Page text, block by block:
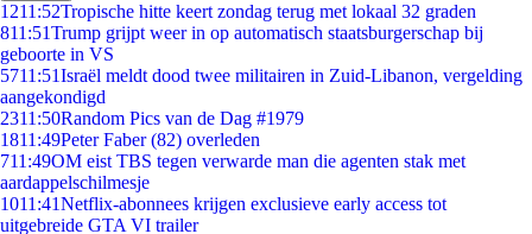
1211:52Tropische hitte keert zondag terug met lokaal 32 graden
811:51Trump grijpt weer in op automatisch staatsburgerschap bij
geboorte in VS
5711:51Israël meldt dood twee militairen in Zuid-Libanon, vergelding
aangekondigd
2311:50Random Pics van de Dag #1979
1811:49Peter Faber (82) overleden
711:49OM eist TBS tegen verwarde man die agenten stak met
aardappelschilmesje
1011:41Netflix-abonnees krijgen exclusieve early access tot
uitgebreide GTA VI trailer